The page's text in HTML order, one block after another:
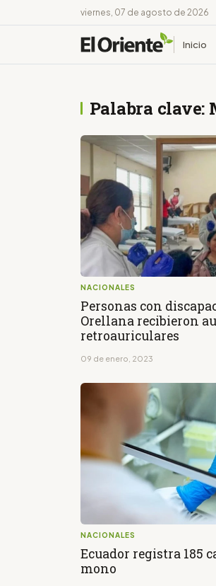
viernes, 07 de agosto de 2026
Inicio
Palabra clave:
NACIONALES
Personas con
Orellana recibieron
retroauriculares
09 de enero, 2023
NACIONALES
Ecuador registra 185
mono